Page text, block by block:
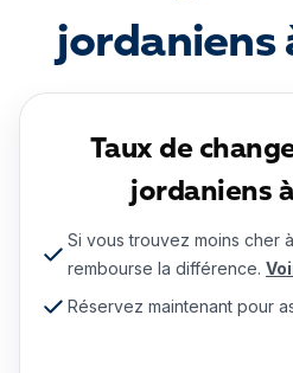
jordaniens
Taux de
jordaniens
Si vous trouvez moins cher
rembourse la différence.
Réservez maintenant pour